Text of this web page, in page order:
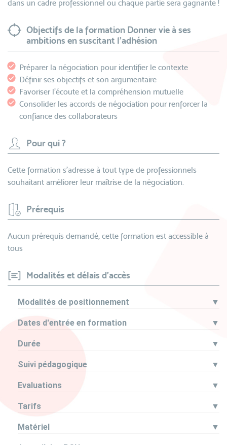
dans un cadre professionnel ou chaque partie sera gagnante !
Objectifs de la formation Donner vie à ses
ambitions en suscitant l'adhésion
Préparer la négociation pour identifier le contexte
Définir ses objectifs et son argumentaire
Favoriser l’écoute et la compréhension mutuelle
Consolider les accords de négociation pour renforcer la
confiance des collaborateurs
Pour qui ?
Cette formation s'adresse à tout type de professionnels
souhaitant améliorer leur maîtrise de la négociation.
Prérequis
Aucun prérequis demandé, cette formation est accessible à
tous
Modalités et délais d'accès
Modalités de positionnement ▼
Dates d'entrée en formation ▼
Durée ▼
Suivi pédagogique ▼
Evaluations ▼
Tarifs ▼
Matériel ▼